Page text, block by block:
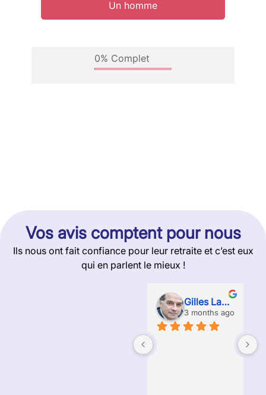
Vos avis comptent pour nous
Ils nous ont fait confiance pour leur retraite et c’est eux
qui en parlent le mieux !
Gilles Labossiere
3 months ago